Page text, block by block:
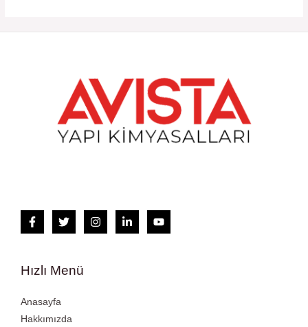
Hızlı Menü
Anasayfa
Hakkımızda